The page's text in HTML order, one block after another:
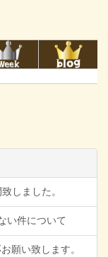
しました。
い件について
願い致します。